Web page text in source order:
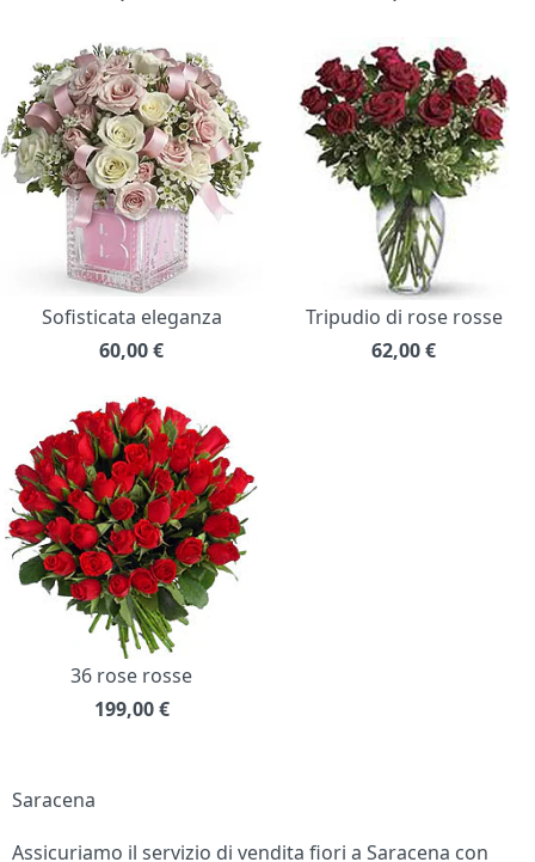
Sofisticata eleganza
60,00€
Tripudio di rose rosse
62,00€
36 rose rosse
199,00 €
Saracena
Assicuriamo il servizio di vendita fiori a Saracena con